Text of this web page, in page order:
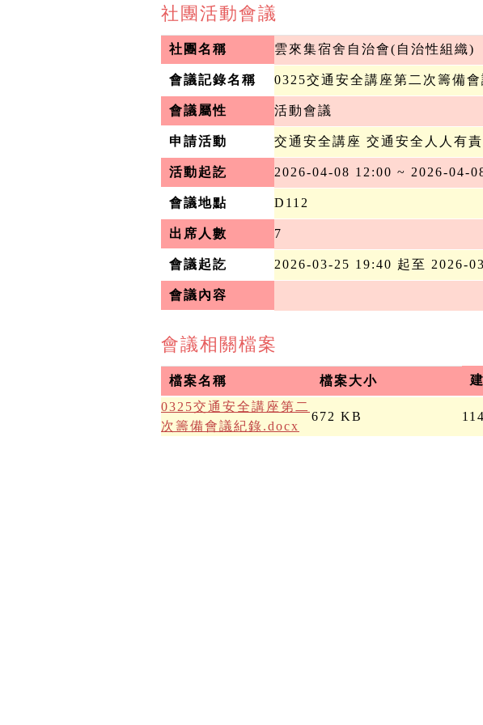
社團活動會議
社團名稱 雲來集宿舍自治會(自治性組織)
會議記錄名稱 0325交通安全講座第二次籌備
會議屬性 活動會議
申請活動 交通安全講座 交通安全人人有責
活動起訖 2026-04-08 12:00 ~ 2026-04-
會議地點 D112
出席人數 7
會議起訖 2026-03-25 19:40 起至 2026-
會議內容
會議相關檔案
檔案名稱 檔案大小
0325交通安全講座第二
次籌備會議紀錄.docx
672 KB